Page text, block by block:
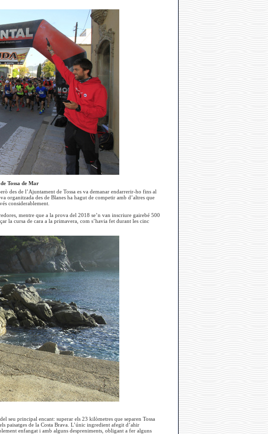
Tossa de Mar
des de l’Ajuntament de Tossa es va demanar endarrerir-ho fins al
organitzada des de Blanes ha hagut de competir amb d’altres que
considerablement.
mentre que a la prova del 2018 se’n van inscriure gairebé 500
la cursa de cara a la primavera, com s’havia fet durant les cinc
principal encant: superar els 23 kilòmetres que separen Tossa
paisatges de la Costa Brava. L’únic ingredient afegit d’ahir
enfangat i amb alguns despreniments, obligant a fer alguns